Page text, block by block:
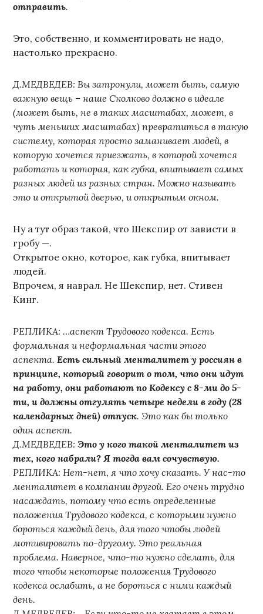
отправить.
Это, собственно, и комментировать не надо,
настолько прекрасно.
Д.МЕДВЕДЕВ: Вы затронули, может быть, самую
важную вещь – наше Сколково должно в идеале
(может быть, не в таких масштабах, может, в
чуть меньших масштабах) превратиться в такую
систему, которая просто заманивает людей, в
которую хочется приезжать, в которой хочется
работать и которая, как губка, впитывает самых
разных людей из разных стран. Можно называть
это и открытой дверью, и открытым окном.
Ну а тут образ такой, что Шекспир от зависти в
гробу —.
Открытое окно, которое, как губка, впитывает
людей.
Впрочем, я наврал. Не Шекспир, нет. Стивен
Кинг.
РЕПЛИКА: …аспект Трудового кодекса. Есть
формальная и неформальная части этого
аспекта.Есть сильный менталитет у россиян в
принципе, который говорит о том, что они идут
на работу, они работают по Кодексу с 8-ми до 5-
ти, и должны отгулять четыре недели в году (28
календарных дней) отпуск. Это как бы только
один аспект.
Д.МЕДВЕДЕВ:Это у кого такой менталитет из
тех, кого набрали? Я тогда вам сочувствую.
РЕПЛИКА: Нет-нет, я что хочу сказать. У нас-то
менталитет в компании другой. Его очень трудно
насаждать, потому что есть определенные
положения Трудового кодекса, с которыми нужно
бороться каждый день, для того чтобы людей
мотивировать по-другому. Это реальная
проблема. Наверное, что-то нужно сделать, для
того чтобы некоторые положения Трудового
кодекса ослабить, а не бороться с ними каждый
день.